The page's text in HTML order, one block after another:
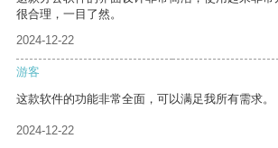
很合理，一目了然。
2024-12-22
游客
这款软件的功能非常全面，可以满足我所有需求。
2024-12-22